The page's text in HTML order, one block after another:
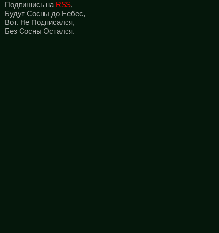
Подпишись на RSS,
Будут Сосны до Небес,
Вот. Не Подписался,
Без Сосны Остался.